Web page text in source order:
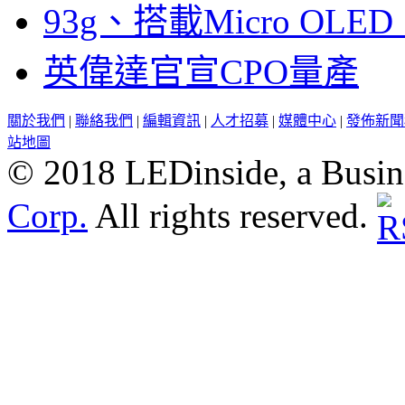
93g、搭載Micro
英偉達官宣CPO量產
關於我們 | 聯絡我們 | 編輯資訊 | 人才招募 | 媒體中心 | 發佈新
站地圖
© 2018 LEDinside, a
Corp. All rights reserved.